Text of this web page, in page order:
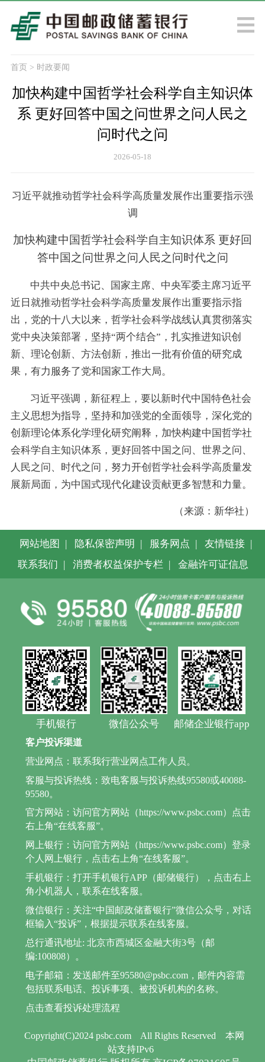
首页> 时政要闻
加快构建中国哲学社会科学自主知识体
系 更好回答中国之问世界之问人民之
问时代之问
2026-05-18
习近平就推动哲学社会科学高质量发展作出重要指示强
调
加快构建中国哲学社会科学自主知识体系 更好回
答中国之问世界之问人民之问时代之问
中共中央总书记、国家主席、中央军委主席习近平
近日就推动哲学社会科学高质量发展作出重要指示指
出，党的十八大以来，哲学社会科学战线认真贯彻落实
党中央决策部署，坚持“两个结合”，扎实推进知识创
新、理论创新、方法创新，推出一批有价值的研究成
果，有力服务了党和国家工作大局。
习近平强调，新征程上，要以新时代中国特色社会
主义思想为指导，坚持和加强党的全面领导，深化党的
创新理论体系化学理化研究阐释，加快构建中国哲学社
会科学自主知识体系，更好回答中国之问、世界之问、
人民之问、时代之问，努力开创哲学社会科学高质量发
展新局面，为中国式现代化建设贡献更多智慧和力量。
（来源：新华社）
网站地图 | 隐私保密声明 | 服务网点 | 友情链接 |
联系我们 | 消费者权益保护专栏 | 金融许可证信息
手机银行 微信公众号 邮储企业银行app
Copyright(C)2024 psbc.com All Rights Reserved
本网
站支持IPv6
客户投诉渠道
营业网点：联系我行营业网点工作人员。
客服与投诉热线：致电客服与投诉热线95580或40088-
95580。
官方网站：访问官方网站（https://www.psbc.com）点击
右上角“在线客服”。
网上银行：访问官方网站（https://www.psbc.com）登录
个人网上银行，点击右上角“在线客服”。
手机银行：打开手机银行APP（邮储银行），点击右上
角小机器人，联系在线客服。
微信银行：关注“中国邮政储蓄银行”微信公众号，对话
框输入“投诉”，根据提示联系在线客服。
总行通讯地址: 北京市西城区金融大街3号（邮
编:100808）。
电子邮箱：发送邮件至95580@psbc.com，邮件内容需
包括联系电话、投诉事项、被投诉机构的名称。
点击查看投诉处理流程